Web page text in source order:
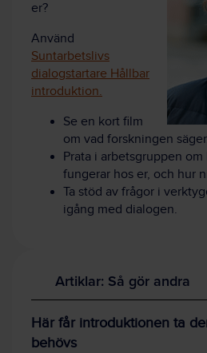
er?
Använd
Suntarbetslivs
dialogstartare Hållbar
introduktion.
Se en kort film
om vad forskningen
Prata i arbetsgruppen
fungerar hos er, och hur
Ta stöd av frågor i
igång med dialogen.
Artiklar: Så gör andra
Här får introduktionen ta
behövs